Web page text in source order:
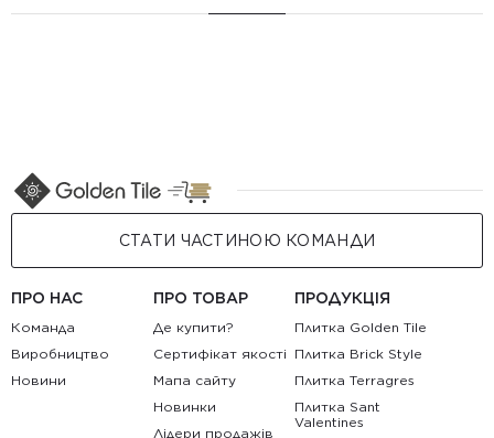
СТАТИ ЧАСТИНОЮ КОМАНДИ
ПРО НАС
Команда
Виробництво
Новини
ПРО ТОВАР
Де купити?
Сертифікат якості
Мапа сайту
Новинки
Лідери продажів
ПРОДУКЦІЯ
Плитка Golden Tile
Плитка Brick Style
Плитка Terragres
Плитка Sant
Valentines